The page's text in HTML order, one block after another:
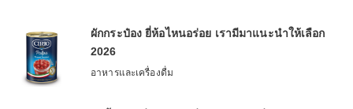
ผักกระป๋อง ยี่ห้อไหนอร่อย เรามีมาแนะนำให้เลือก
2026
อาหารและเครื่องดื่ม